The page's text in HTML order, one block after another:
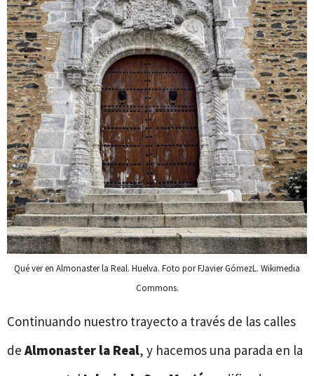
Qué ver en Almonaster la Real. Huelva. Foto por FJavier GómezL. Wikimedia
Commons.
Continuando nuestro trayecto a través de las calles
de Almonaster la Real, y hacemos una parada en la